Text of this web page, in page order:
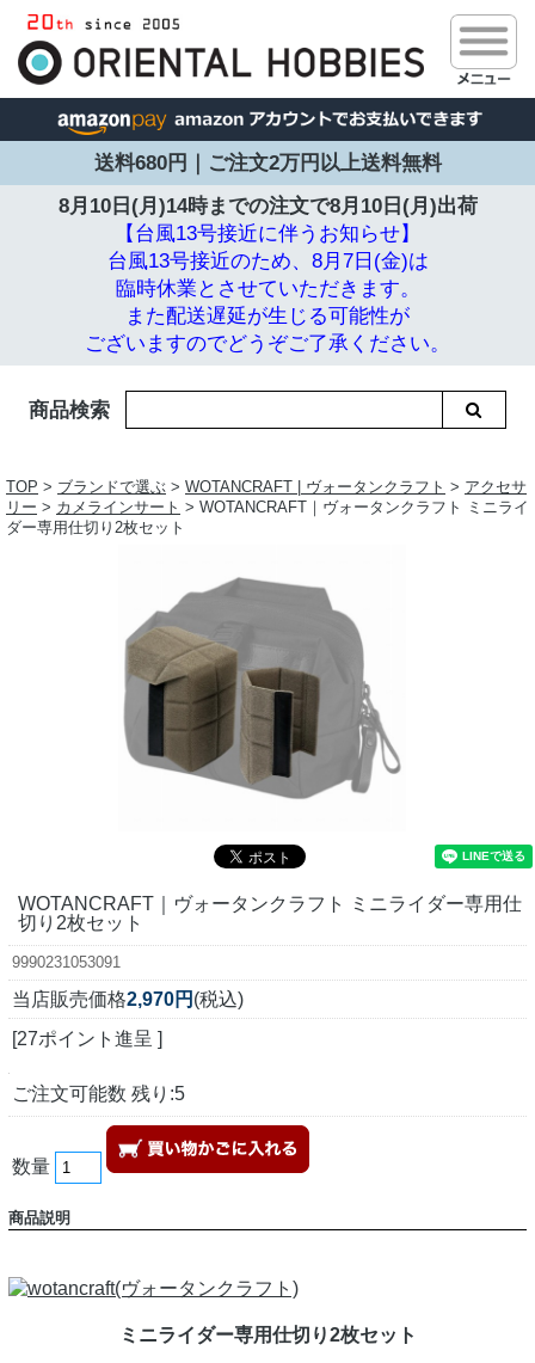
送料680円｜ご注文2万円以上送料無料
8月10日(月)14時までの注文で8月10日(月)出荷
【台風13号接近に伴うお知らせ】
台風13号接近のため、8月7日(金)は
臨時休業とさせていただきます。
また配送遅延が生じる可能性が
ございますのでどうぞご了承ください。
商品検索
TOP > ブランドで選ぶ > WOTANCRAFT | ヴォータンクラフト > アクセサ
リー > カメラインサート > WOTANCRAFT｜ヴォータンクラフト ミニライ
ダー専用仕切り2枚セット
WOTANCRAFT｜ヴォータンクラフト ミニライダー専用仕
切り2枚セット
9990231053091
当店販売価格2,970円 (税込)
[27ポイント進呈 ]
ご注文可能数 残り:5
数量
商品説明
ミニライダー専用仕切り2枚セット